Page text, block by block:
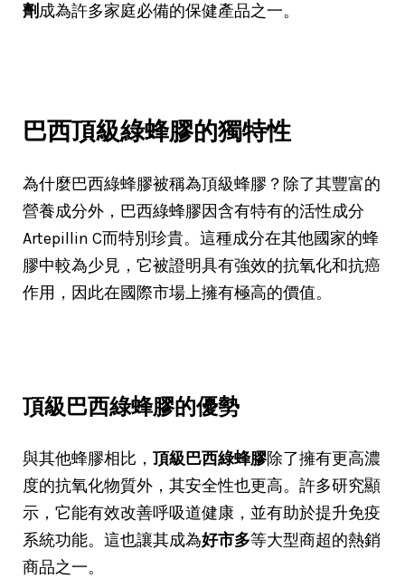
劑成為許多家庭必備的保健產品之一。
巴西頂級綠蜂膠的獨特性
為什麼巴西綠蜂膠被稱為頂級蜂膠？除了其豐富的
營養成分外，巴西綠蜂膠因含有特有的活性成分
Artepillin C而特別珍貴。這種成分在其他國家的蜂
膠中較為少見，它被證明具有強效的抗氧化和抗癌
作用，因此在國際市場上擁有極高的價值。
頂級巴西綠蜂膠的優勢
與其他蜂膠相比， 頂級巴西綠蜂膠除了擁有更高濃
度的抗氧化物質外，其安全性也更高。許多研究顯
示，它能有效改善呼吸道健康，並有助於提升免疫
系統功能。這也讓其成為好市多等大型商超的熱銷
商品之一。